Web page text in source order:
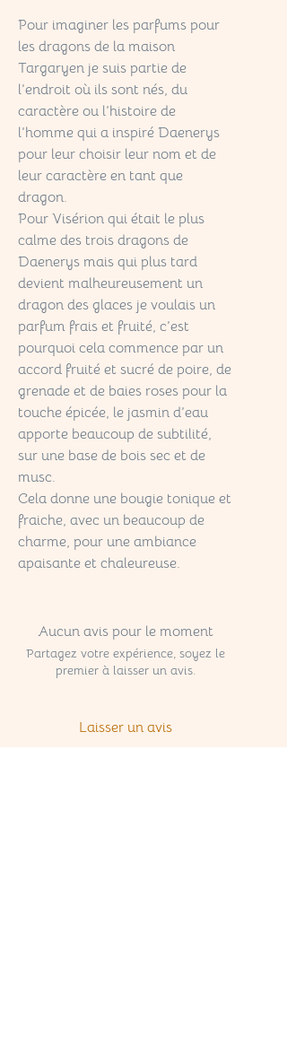
Pour imaginer les parfums pour
les dragons de la maison
Targaryen je suis partie de
l’endroit où ils sont nés, du
caractère ou l’histoire de
l’homme qui a inspiré Daenerys
pour leur choisir leur nom et de
leur caractère en tant que
dragon.
Pour Visérion qui était le plus
calme des trois dragons de
Daenerys mais qui plus tard
devient malheureusement un
dragon des glaces je voulais un
parfum frais et fruité, c’est
pourquoi cela commence par un
accord fruité et sucré de poire, de
grenade et de baies roses pour la
touche épicée, le jasmin d’eau
apporte beaucoup de subtilité,
sur une base de bois sec et de
musc.
Cela donne une bougie tonique et
fraiche, avec un beaucoup de
charme, pour une ambiance
apaisante et chaleureuse.
Aucun avis pour le moment
Partagez votre expérience, soyez le
premier à laisser un avis.
Laisser un avis